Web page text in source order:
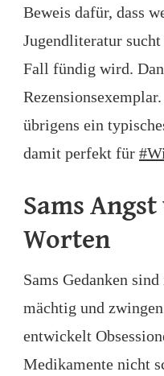
Beweis dafür, dass
Jugendliteratur
Fall fündig wird.
übrigens ein
damit perfekt für
Sams
Worten
Sams Gedanken
mächtig und
entwickelt
Medikamente nicht